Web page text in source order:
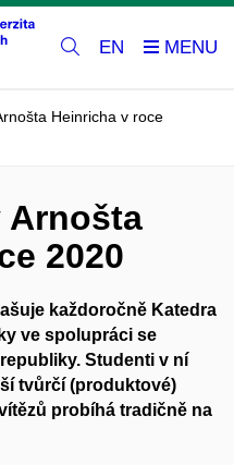
EN
Heinricha v roce
Arnošta
2020
každoročně Katedra
ve spolupráci se
Studenti v ní
tvůrčí (produktové)
probíhá tradičně na